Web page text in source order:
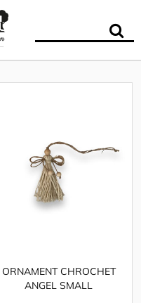
ORNAMENT CHROCHET
ANGEL SMALL